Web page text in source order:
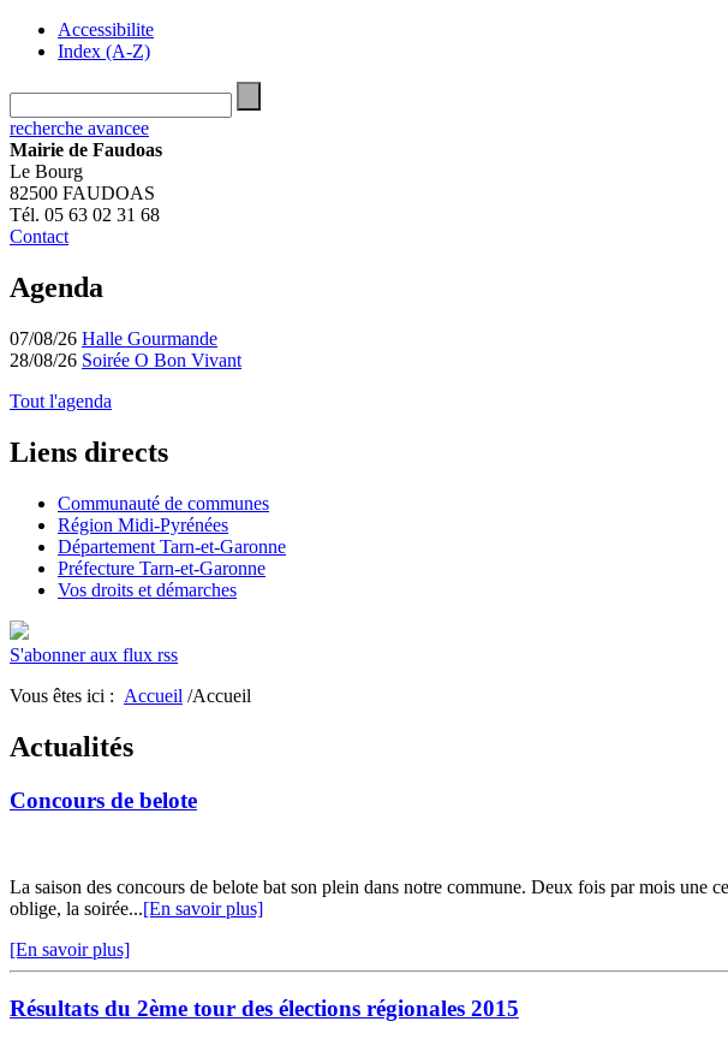
Accessibilite
Index (A-Z)
recherche avancee
Mairie de Faudoas
Le Bourg
82500 FAUDOAS
Tél. 05 63 02 31 68
Contact
Agenda
07/08/26 Halle Gourmande
28/08/26 Soirée O Bon Vivant
Tout l'agenda
Liens directs
Communauté de communes
Région Midi-Pyrénées
Département Tarn-et-Garonne
Préfecture Tarn-et-Garonne
Vos droits et démarches
S'abonner aux flux rss
Vous êtes ici : Accueil /Accueil
Actualités
Concours de belote
La saison des concours de belote bat son plein dans notre commune. Deux fois par mois une
oblige, la soirée...[En savoir plus]
[En savoir plus]
Résultats du 2ème tour des élections régionales 2015